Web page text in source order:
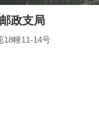
政支局
18幢11-14号